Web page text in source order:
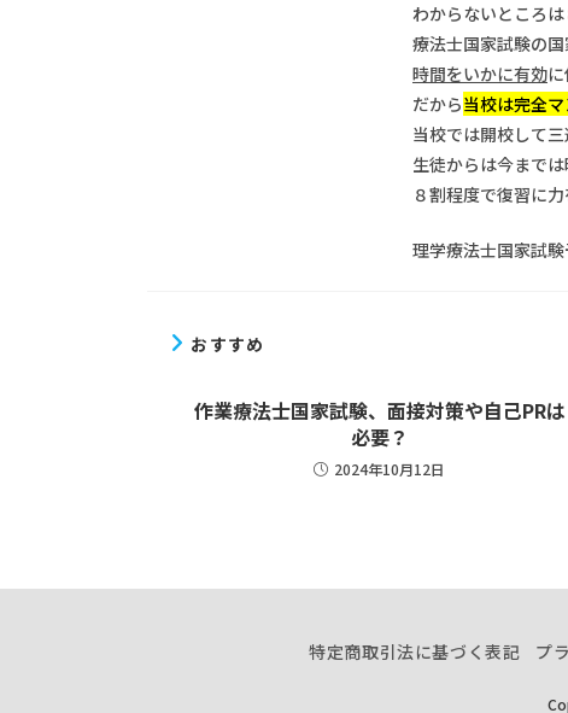
わからないところは
療法士国家試験の国
時間をいかに有効
だから当校は完全
当校では開校して
生徒からは今まで
８割程度で復習に力
理学療法士国家試
おすすめ
作業療法士国家試験、面接対策や自己PRは
必要？
2024年10月12日
特定商取引法に基づく表記 プ